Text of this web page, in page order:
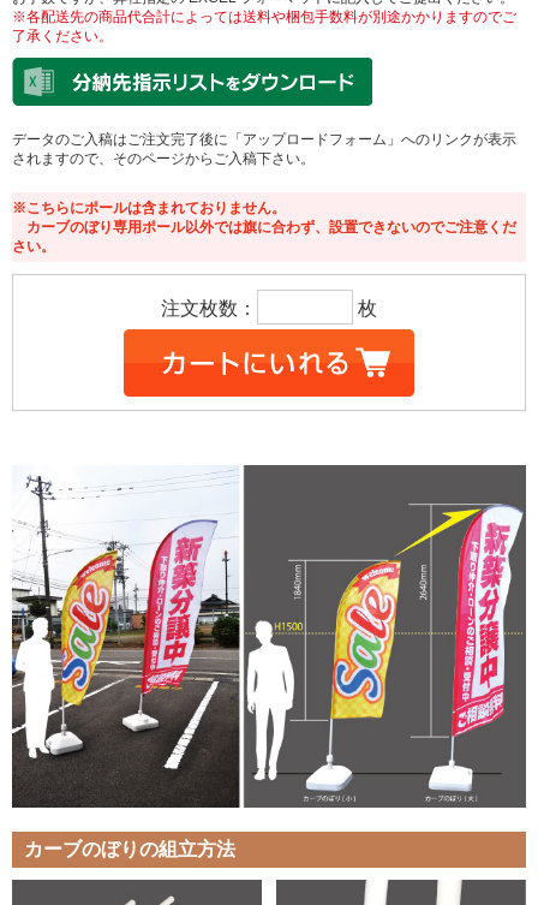
※各配送先の商品代合計によっては送料や梱包手数料が別途かかりますのでご
了承ください。
データのご入稿はご注文完了後に「アップロードフォーム」へのリンクが表示
されますので、そのページからご入稿下さい。
※こちらにポールは含まれておりません。
カーブのぼり専用ポール以外では旗に合わず、設置できないのでご注意くだ
さい。
注文枚数： 枚
カーブのぼりの組立方法